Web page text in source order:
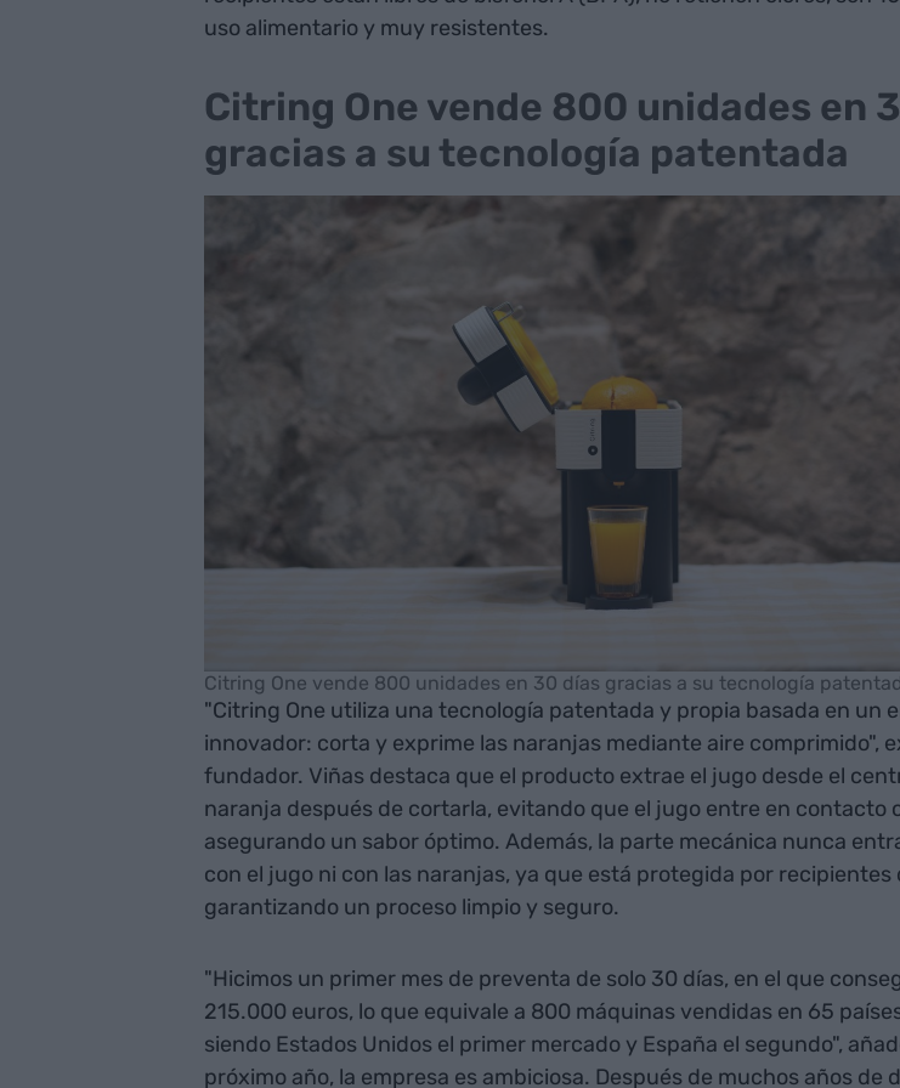
uso alimentario y muy resistentes.
Citring One vende 800 unidades en
gracias a su tecnología patentada
Citring One vende 800 unidades en 30 días gracias a su tecnología
"Citring One utiliza una tecnología patentada y propia basada en un
innovador: corta y exprime las naranjas mediante aire comprimido",
fundador. Viñas destaca que el producto extrae el jugo desde el
naranja después de cortarla, evitando que el jugo entre en contacto
asegurando un sabor óptimo. Además, la parte mecánica nunca
con el jugo ni con las naranjas, ya que está protegida por recipientes
garantizando un proceso limpio y seguro.
"Hicimos un primer mes de preventa de solo 30 días, en el que
215.000 euros, lo que equivale a 800 máquinas vendidas en 65
siendo Estados Unidos el primer mercado y España el segundo",
próximo año, la empresa es ambiciosa. Después de muchos años de